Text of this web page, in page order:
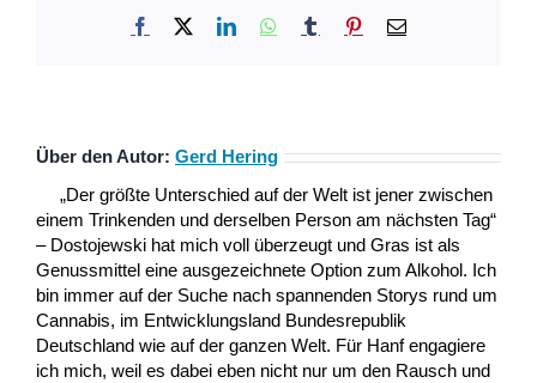
Facebook LinkedInWhatsApp
Tumblr Pinterest
E-
Über den Autor: Gerd Hering
„Der größte Unterschied auf der Welt ist jener zwischen
einem Trinkenden und derselben Person am nächsten Tag“
– Dostojewski hat mich voll überzeugt und Gras ist als
Genussmittel eine ausgezeichnete Option zum Alkohol. Ich
bin immer auf der Suche nach spannenden Storys rund um
Cannabis, im Entwicklungsland Bundesrepublik
Deutschland wie auf der ganzen Welt. Für Hanf engagiere
ich mich, weil es dabei eben nicht nur um den Rausch und